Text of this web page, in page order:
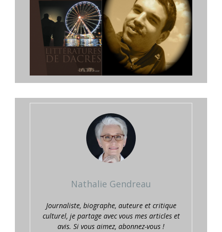
Nathalie Gendreau
Journaliste, biographe, auteure et critique
culturel, je partage avec vous mes articles et
avis. Si vous aimez, abonnez-vous !